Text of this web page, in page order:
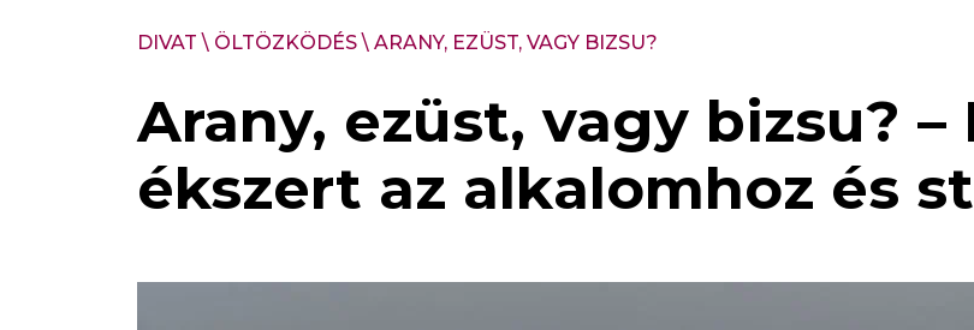
DIVAT \ ÖLTÖZKÖDÉS\ ARANY, EZÜST, VAGY BIZSU?
Arany, ezüst, vagy bizsu? –
ékszert az alkalomhoz és